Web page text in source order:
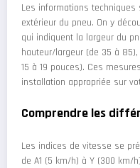
Les informations
extérieur du pneu. On y
qui indiquent la largeur du
hauteur/largeur (de 35 à
15 à 19 pouces). Ces
installation appropriée sur
Comprendre les
Les indices de vitesse se
de A1 (5 km/h) à Y (300 km/